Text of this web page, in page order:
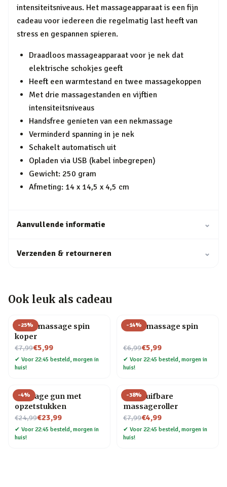
intensiteitsniveaus. Het massageapparaat is een fijn
cadeau voor iedereen die regelmatig last heeft van
stress en gespannen spieren.
Draadloos massageapparaat voor je nek dat
elektrische schokjes geeft
Heeft een warmtestand en twee massagekoppen
Met drie massagestanden en vijftien
intensiteitsniveaus
Handsfree genieten van een nekmassage
Verminderd spanning in je nek
Schakelt automatisch uit
Opladen via USB (kabel inbegrepen)
Gewicht: 250 gram
Afmeting: 14 x 14,5 x 4,5 cm
Aanvullende informatie ⌄
Verzenden & retourneren ⌄
Ook leuk als cadeau
-25%
Hoofdmassage spin
koper
€7,99
Nu voor€5,99
✔ Voor 22:45 besteld, morgen in
huis!
-14%
Hoofdmassage spin
€6,99
Nu voor€5,99
✔ Voor 22:45 besteld, morgen in
huis!
-4%
Massage gun met
opzetstukken
€24,99
Nu voor€23,99
✔ Voor 22:45 besteld, morgen in
huis!
-38%
Uitschuifbare
massageroller
€7,99
Nu voor€4,99
✔ Voor 22:45 besteld, morgen in
huis!